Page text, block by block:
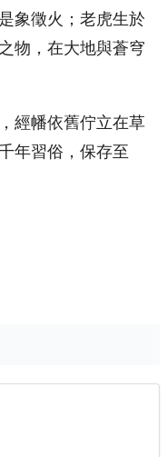
象徵火；老虎生於
物，在大地與蒼穹
經幡依舊佇立在草
年習俗，保存至